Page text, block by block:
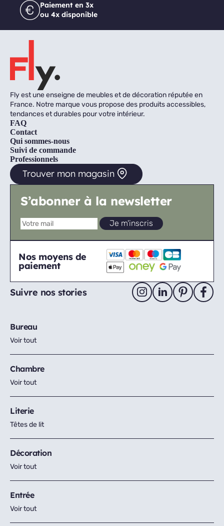
Paiement en 3x
ou 4x disponible
Fly est une enseigne de meubles et de décoration réputée en
France. Notre marque vous propose des produits accessibles,
tendances et durables pour votre intérieur.
FAQ
Contact
Qui sommes-nous
Suivi de commande
Professionnels
Trouver mon magasin
S’abonner à la newsletter
Nos moyens de
paiement
Suivre nos stories
Bureau
Voir tout
Chambre
Voir tout
Literie
Têtes de lit
Décoration
Voir tout
Entrée
Voir tout